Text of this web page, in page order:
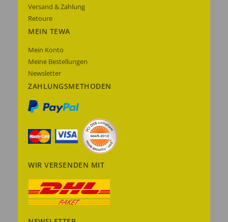
Versand & Zahlung
Retoure
MEIN TEWA
Mein Konto
Meine Bestellungen
Newsletter
ZAHLUNGSMETHODEN
WIR VERSENDEN MIT